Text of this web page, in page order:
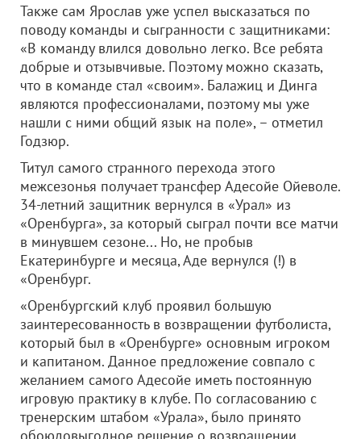
Также сам Ярослав уже успел высказаться по
поводу команды и сыгранности с защитниками:
«В команду влился довольно легко. Все ребята
добрые и отзывчивые. Поэтому можно сказать,
что в команде стал «своим». Балажиц и Динга
являются профессионалами, поэтому мы уже
нашли с ними общий язык на поле», – отметил
Годзюр.
Титул самого странного перехода этого
межсезонья получает трансфер Адесойе Ойеволе.
34-летний защитник вернулся в «Урал» из
«Оренбурга», за который сыграл почти все матчи
в минувшем сезоне... Но, не пробыв
Екатеринбурге и месяца, Аде вернулся (!) в
«Оренбург.
«Оренбургский клуб проявил большую
заинтересованность в возвращении футболиста,
который был в «Оренбурге» основным игроком
и капитаном. Данное предложение совпало с
желанием самого Адесойе иметь постоянную
игровую практику в клубе. По согласованию с
тренерским штабом «Урала», было принято
обоюдовыгодное решение о возвращении